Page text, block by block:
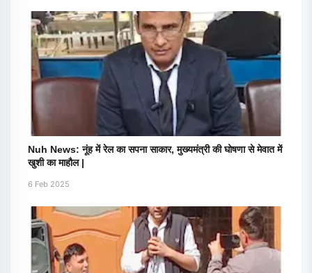
Nuh News: नूंह में रेल का सपना साकार, मुख्यमंत्री की घोषणा से मेवात में
खुशी का माहौल |
6 Feb 2025